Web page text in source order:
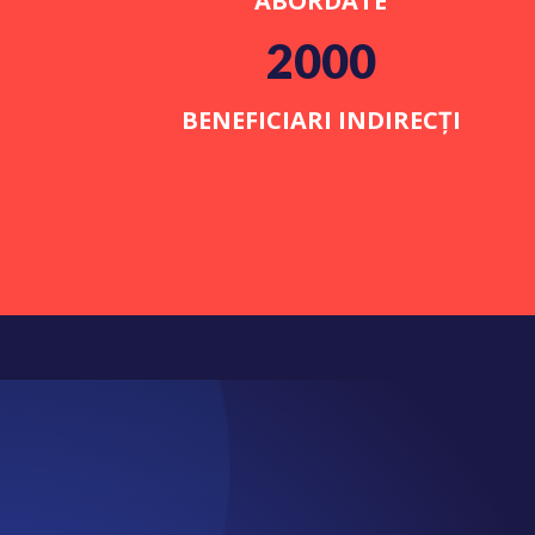
2000
BENEFICIARI INDIRECȚI